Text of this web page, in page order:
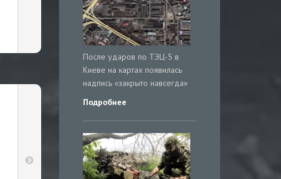
После ударов по ТЭЦ-5 в
Киеве на картах появилась
надпись «закрыто навсегда»
Подробнее